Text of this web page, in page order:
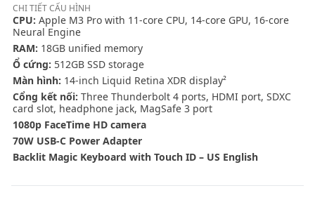
CHI TIẾTCẤU HÌNH
CPU: Apple M3 Pro with 11‑core CPU, 14‑core GPU, 16‑core
Neural Engine
RAM: 18GB unified memory
Ổ cứng: 512GB SSD storage
Màn hình: 14-inch Liquid Retina XDR display²
Cổng kết nối: Three Thunderbolt 4 ports, HDMI port, SDXC
card slot, headphone jack, MagSafe 3 port
1080p FaceTime HD camera
70W USB-C Power Adapter
Backlit Magic Keyboard with Touch ID – US English